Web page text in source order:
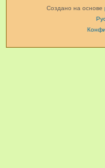
Создано на основе